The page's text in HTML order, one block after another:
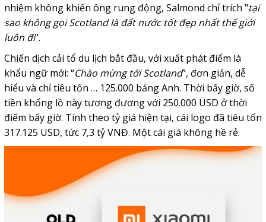
nhiệm không khiến ông rung động, Salmond chỉ trích "tại
sao không gọi Scotland là đất nước tốt đẹp nhất thế giới
luôn đi".
Chiến dịch cải tổ du lịch bắt đầu, với xuất phát điểm là
khẩu ngữ mới: “Chào mừng tới Scotland”, đơn giản, dễ
hiểu và chỉ tiêu tốn … 125.000 bảng Anh. Thời bấy giờ, số
tiền khổng lồ này tương đương với 250.000 USD ở thời
điểm bấy giờ. Tính theo tỷ giá hiện tại, cái logo đã tiêu tốn
317.125 USD, tức 7,3 tỷ VNĐ. Một cái giá không hề rẻ.